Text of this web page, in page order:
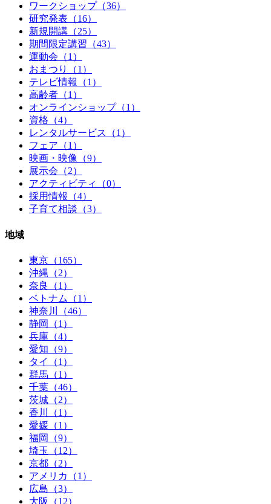
ワークショップ（36）
研究発表（16）
新規開講（25）
期間限定講習（43）
運動会（1）
おまつり（1）
テレビ情報（1）
高齢者（1）
オンラインショップ（1）
資格（4）
レンタルサービス（1）
フェア（1）
映画・映像（9）
展示会（2）
アクティビティ（0）
採用情報（4）
子育て相談（3）
地域
東京（165）
沖縄（2）
奈良（1）
ベトナム（1）
神奈川（46）
静岡（1）
兵庫（4）
愛知（9）
タイ（1）
群馬（1）
千葉（46）
茨城（2）
香川（1）
愛媛（1）
福岡（9）
埼玉（12）
京都（2）
アメリカ（1）
広島（3）
大阪（12）